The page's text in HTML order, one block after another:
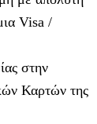
Visa /
στην
Καρτών της